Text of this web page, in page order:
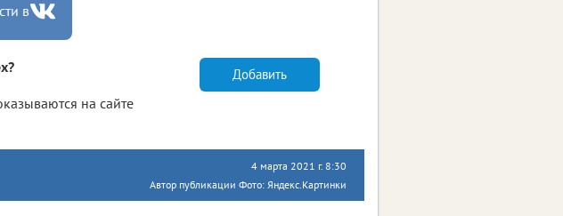
в
на сайте
Добавить
4 марта 2021 г. 8:30
Автор публикации Фото: Яндекс.Картинки